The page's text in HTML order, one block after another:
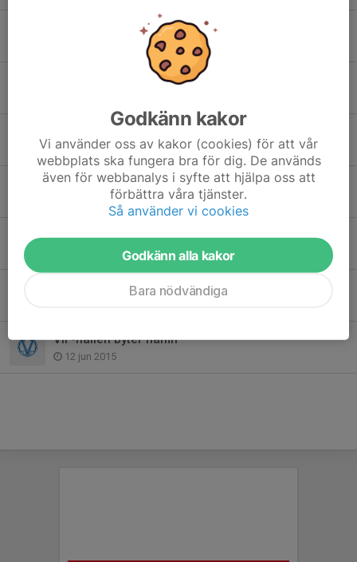
Bli medlem i Club 1948 - Värmdö IF:s Vänner
Värdegrundsambassadör - Värmdös viktigaste
27 dec 2023
Värmdö IF har sorg
17 apr 2023
Värmdö IF-familjen har sorg
Sommarfotbollsskolan en succé!
VIF-hallen byter namn
12 jun 2015
Godkänn kakor
Vi använder oss av kakor (cookies) för att vår
webbplats ska fungera bra för dig. De används
även för webbanalys i syfte att hjälpa oss att
förbättra våra tjänster.
Så använder vi cookies
Godkänn alla kakor
Bara nödvändiga